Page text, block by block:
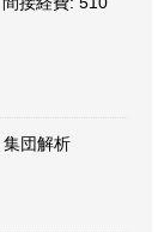
団解析